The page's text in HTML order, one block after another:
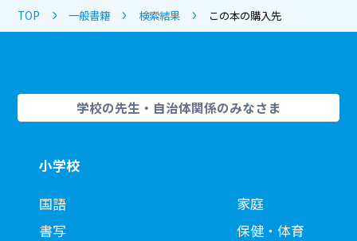
TOP 一般書籍 検索結果 この本の購入先
学校の先生・自治体関係のみなさま
小学校
国語
書写
家庭
保健・体育